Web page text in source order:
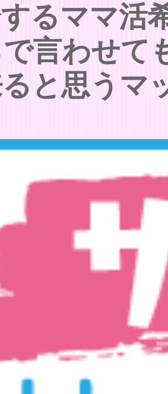
るママ活
言わせて
と思うマ